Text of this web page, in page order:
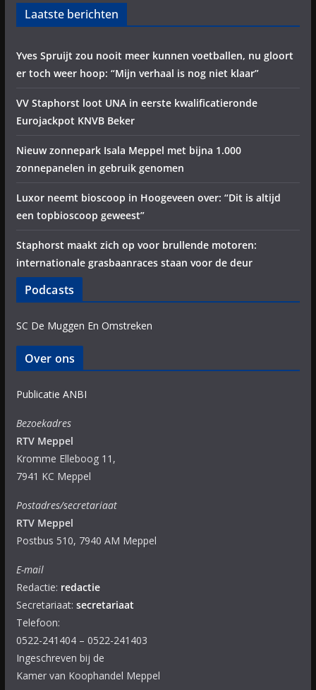
Laatste berichten
Yves Spruijt zou nooit meer kunnen voetballen, nu gloort
er toch weer hoop: “Mijn verhaal is nog niet klaar”
VV Staphorst loot UNA in eerste kwalificatieronde
Eurojackpot KNVB Beker
Nieuw zonnepark Isala Meppel met bijna 1.000
zonnepanelen in gebruik genomen
Luxor neemt bioscoop in Hoogeveen over: “Dit is altijd
een topbioscoop geweest”
Staphorst maakt zich op voor brullende motoren:
internationale grasbaanraces staan voor de deur
Podcasts
SC De Muggen En Omstreken
Over ons
Publicatie ANBI
Bezoekadres
RTV Meppel
Kromme Elleboog 11,
7941 KC Meppel
Postadres/secretariaat
RTV Meppel
Postbus 510, 7940 AM Meppel
E-mail
Redactie: redactie
Secretariaat: secretariaat
Telefoon:
0522-241404 – 0522-241403
Ingeschreven bij de
Kamer van Koophandel Meppel